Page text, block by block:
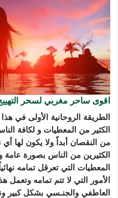
اقوى ساحر مغربي لسحر
الطريقة الروحانية الأولى في
الكثير من المعطيات و لكافة
من النقصان أبداً ولا يكون لها
الكثيرين من الناس بصورة عامة
المعطيات التي تعرقل تمامه
الأمور التي لا تتم تمامه وتعمل
العاطفي والجنـسي بشكل كبير